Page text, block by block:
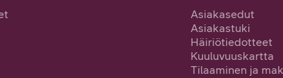
Asiakasedut
Asiakastuki
Häiriötiedotteet
Kuuluvuuskartta
Tilaaminen ja